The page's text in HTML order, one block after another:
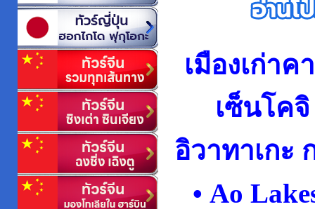
เมืองเก่าค
เซ็นโค
อิวาทาเกะ
• Ao